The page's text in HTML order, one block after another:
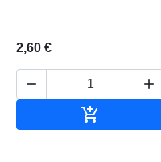
2,60 €
 
